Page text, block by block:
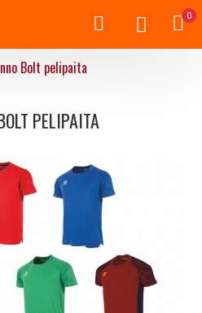
0
Bolt pelipaita
PELIPAITA